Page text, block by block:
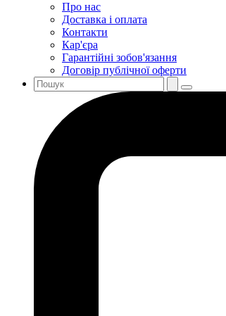
Про нас
Доставка і оплата
Контакти
Кар'єра
Гарантійні зобов'язання
Договір публічної оферти